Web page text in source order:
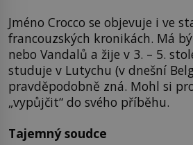
Jméno Crocco se objevuje i ve
francouzských kronikách. Má
nebo Vandalů a žije v 3. – 5.
studuje v Lutychu (v dnešní
pravděpodobně zná. Mohl si
„vypůjčit“ do svého příběhu.
Tajemný soudce